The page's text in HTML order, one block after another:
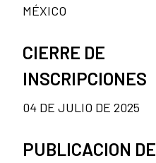
MÉXICO
CIERRE DE
INSCRIPCIONES
04 DE JULIO DE 2025
PUBLICACION DE